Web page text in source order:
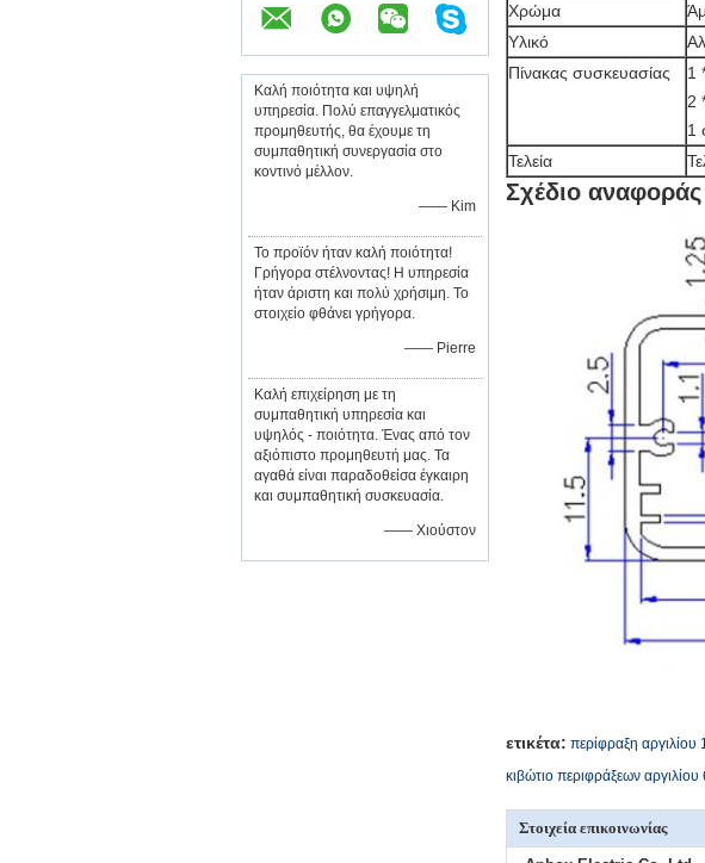
Καλή ποιότητα και υψηλή
υπηρεσία. Πολύ επαγγελματικός
προμηθευτής, θα έχουμε τη
συμπαθητική συνεργασία στο
κοντινό μέλλον.
—— Kim
Το προϊόν ήταν καλή ποιότητα!
Γρήγορα στέλνοντας! Η υπηρεσία
ήταν άριστη και πολύ χρήσιμη. Το
στοιχείο φθάνει γρήγορα.
—— Pierre
Καλή επιχείρηση με τη
συμπαθητική υπηρεσία και
υψηλός - ποιότητα. Ένας από τον
αξιόπιστο προμηθευτή μας. Τα
αγαθά είναι παραδοθείσα έγκαιρη
και συμπαθητική συσκευασία.
—— Χιούστον
Χρώμα
Υλικό
Πίνακας συσκευασίας
1
2
1
Τελεία
Σχέδιο αναφοράς
ετικέτα: περίφραξη
κιβώτιο περιφράξεων
Στοιχεία επικοινωνίας